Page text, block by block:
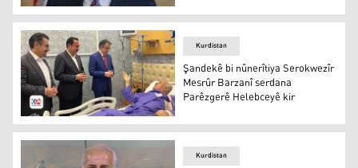
Nêçîrvan Barzanî
Şandekê bi nûnerîtiya Serokwezîr Mesrûr Barzanî
Kurdistan
Şandekê bi nûnerîtiya Serokwezîr
Mesrûr Barzanî serdana
Parêzgerê Helebceyê kir
Kurdistan